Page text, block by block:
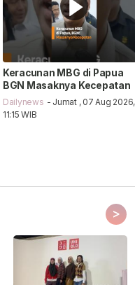
Keracunan MBG di Papua
BGN Masaknya Kecepatan
Dailynews - Jumat , 07 Aug 2026,
11:15 WIB
>